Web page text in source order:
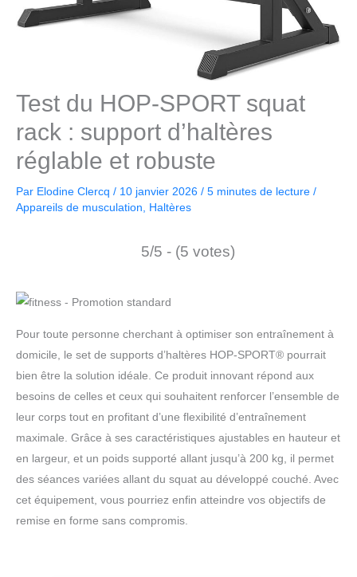
Test du HOP-SPORT squat
rack : support d’haltères
réglable et robuste
Par Elodine Clercq / 10 janvier 2026 / 5 minutes de lecture /
Appareils de musculation
Haltères
5/5 - (5 votes)
Pour toute personne cherchant à optimiser son entraînement à
domicile, le set de supports d’haltères HOP-SPORT® pourrait
bien être la solution idéale. Ce produit innovant répond aux
besoins de celles et ceux qui souhaitent renforcer l’ensemble de
leur corps tout en profitant d’une flexibilité d’entraînement
maximale. Grâce à ses caractéristiques ajustables en hauteur et
en largeur, et un poids supporté allant jusqu’à 200 kg, il permet
des séances variées allant du squat au développé couché. Avec
cet équipement, vous pourriez enfin atteindre vos objectifs de
remise en forme sans compromis.